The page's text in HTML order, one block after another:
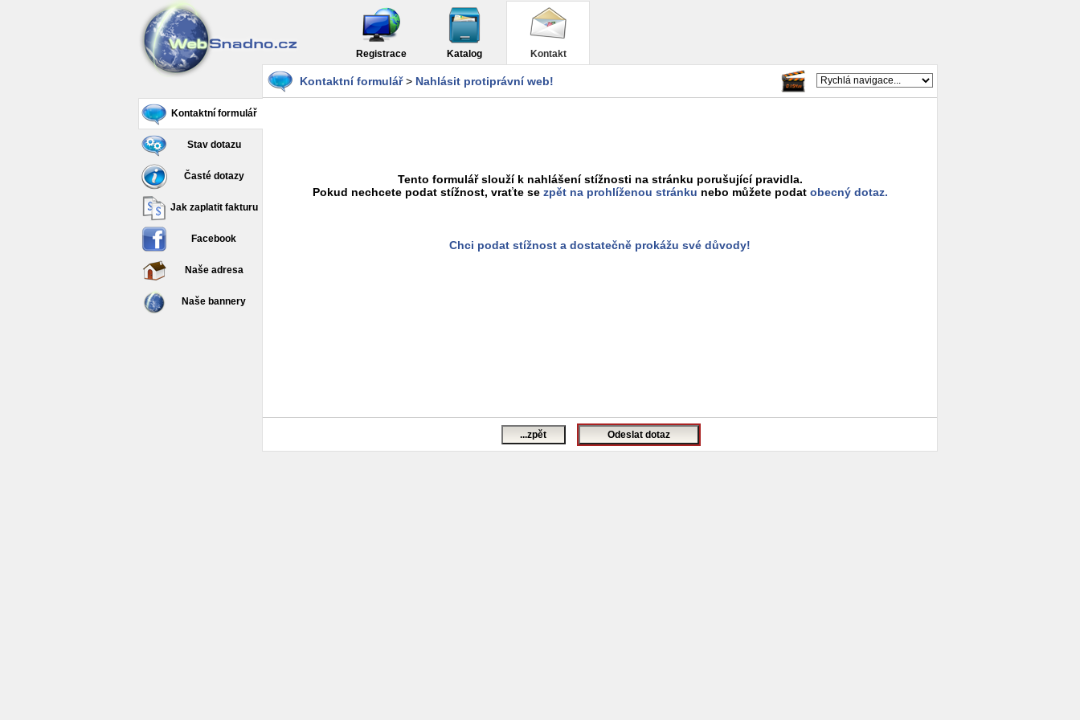
Registrace Katalog Kontakt
Kontaktní formulář
Stav dotazu
Časté dotazy
Jak zaplatit fakturu
Facebook
Naše adresa
Naše bannery
Kontaktní formulář> Nahlásit protiprávní web!
Tento formulář slouží k nahlášení stížnosti na stránku porušující pravidla.
Pokud nechcete podat stížnost, vraťte se zpět na prohlíženou stránku nebo můžete podat obecný dotaz.
Chci podat stížnost a dostatečně prokážu své důvody!